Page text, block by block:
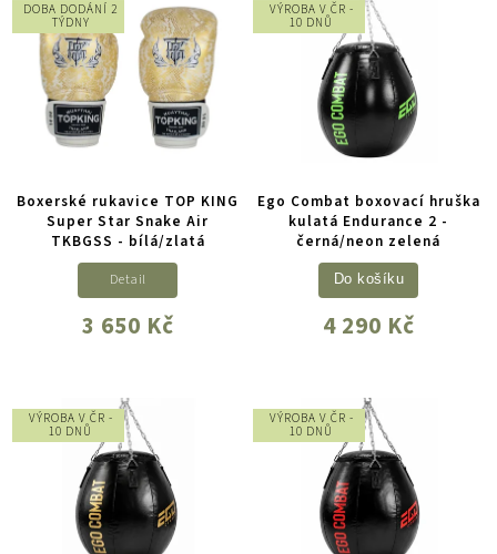
DOBA DODÁNÍ 2
TÝDNY
Boxerské rukavice TOP KING
Super Star Snake Air
TKBGSS - bílá/zlatá
3 650 Kč
Detail
VÝROBA V ČR -
10 DNŮ
Ego Combat boxovací hruška
kulatá Endurance 2 -
černá/neon zelená
4 290 Kč
Do košíku
VÝROBA V ČR -
10 DNŮ
VÝROBA V ČR -
10 DNŮ